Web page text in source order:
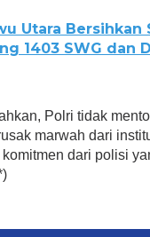
Utara Bersihkan
1403 SWG dan
Polri tidak
marwah dari
dari polisi